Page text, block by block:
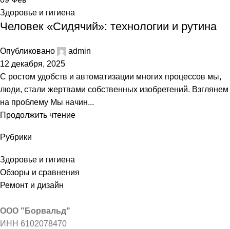
Здоровье и гигиена
Человек «Сидячий»: технологии и рутина
Опубликовано
admin
12 декабря, 2025
С ростом удобств и автоматизации многих процессов мы,
люди, стали жертвами собственных изобретений. Взглянем
на проблему Мы начин...
Продолжить чтение
Рубрики
Здоровье и гигиена
Обзоры и сравнения
Ремонт и дизайн
ООО "Борвальд"
ИНН 6102078470